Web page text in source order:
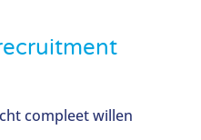
compleet willen